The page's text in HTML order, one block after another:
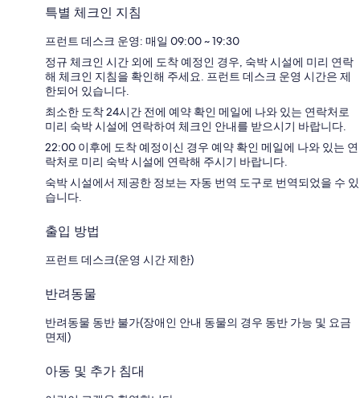
특별 체크인 지침
프런트 데스크 운영: 매일 09:00 ~ 19:30
정규 체크인 시간 외에 도착 예정인 경우, 숙박 시설에 미리 연락
해 체크인 지침을 확인해 주세요. 프런트 데스크 운영 시간은 제
한되어 있습니다.
최소한 도착 24시간 전에 예약 확인 메일에 나와 있는 연락처로
미리 숙박 시설에 연락하여 체크인 안내를 받으시기 바랍니다.
22:00 이후에 도착 예정이신 경우 예약 확인 메일에 나와 있는 연
락처로 미리 숙박 시설에 연락해 주시기 바랍니다.
숙박 시설에서 제공한 정보는 자동 번역 도구로 번역되었을 수 있
습니다.
출입 방법
프런트 데스크(운영 시간 제한)
반려동물
반려동물 동반 불가(장애인 안내 동물의 경우 동반 가능 및 요금
면제)
아동 및 추가 침대